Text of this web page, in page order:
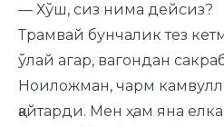
— Хўш, сиз нима дейсиз?
Трамвай бунчалик тез
ўлай агар, вагондан
Ноиложман, чарм
қайтарди. Мен ҳам яна